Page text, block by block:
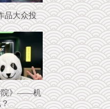
品大众投
院》——机